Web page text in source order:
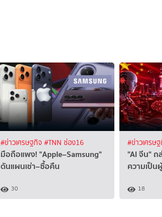
#ข่าวเศรษฐกิจ #TNN ช่อง16
มือถือแพง! "Apple–Samsung"
ดันแผนเช่า–ซื้อคืน
30
#ข่าวเศรษ
"AI จีน" ถ
ความเป็น
18